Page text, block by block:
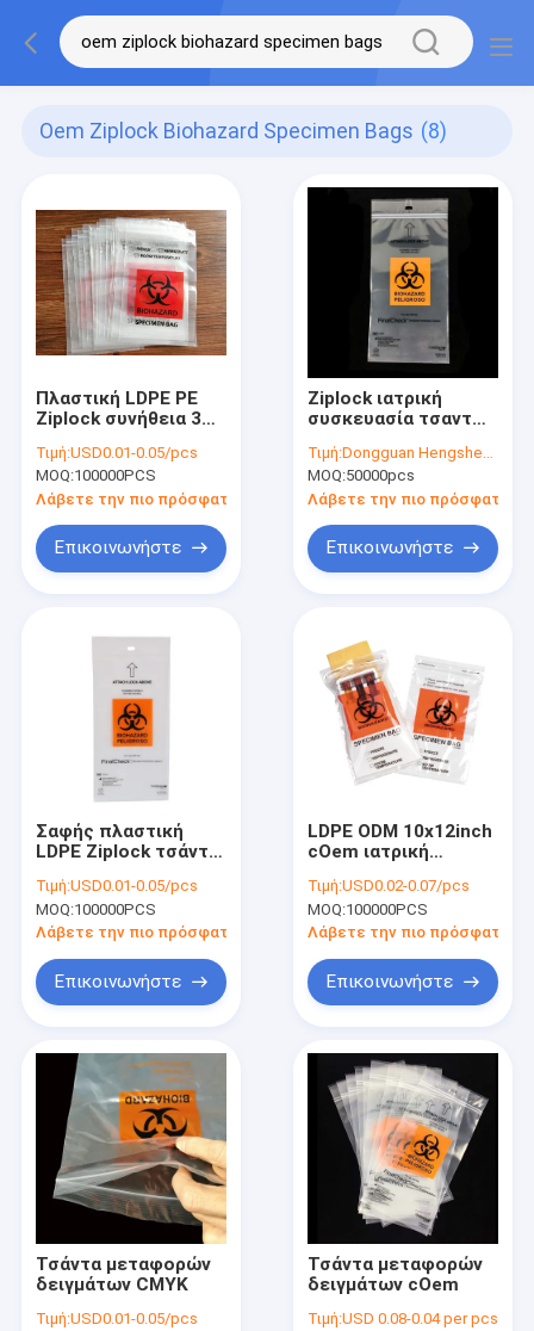
Oem Ziplock Biohazard Specimen Bags (8)
Πλαστική LDPE PE
Ziplock συνήθεια 3
Biohazard 4
στρώματα
Τιμή:USD0.01-0.05/pcs
MOQ:100000PCS
Λάβετε την πιο πρόσφατη τιμή
Επικοινωνήστε
Ziplock ιατρική
συσκευασία τσαντών
παθολογίας
εργαστηρίων
σφράγισης
Τιμή:Dongguan Hengsheng Polybag
MOQ:50000pcs
Λάβετε την πιο πρόσφατη
Επικοινωνήστε
Σαφής πλαστική
LDPE Ziplock τσάντα
μεταφορών
δειγμάτων
Τιμή:USD0.01-0.05/pcs
MOQ:100000PCS
Λάβετε την πιο πρόσφατη τιμή
Επικοινωνήστε
LDPE ODM 10x12inch
cOem ιατρική
Biohazard τσαντών
δειγμάτων
Τιμή:USD0.02-0.07/pcs
MOQ:100000PCS
Λάβετε την πιο πρόσφατη
Επικοινωνήστε
Τσάντα μεταφορών
δειγμάτων CMYK
Τιμή:USD0.01-0.05/pcs
Τσάντα μεταφορών
δειγμάτων cOem
Τιμή:USD 0.08-0.04 per pcs